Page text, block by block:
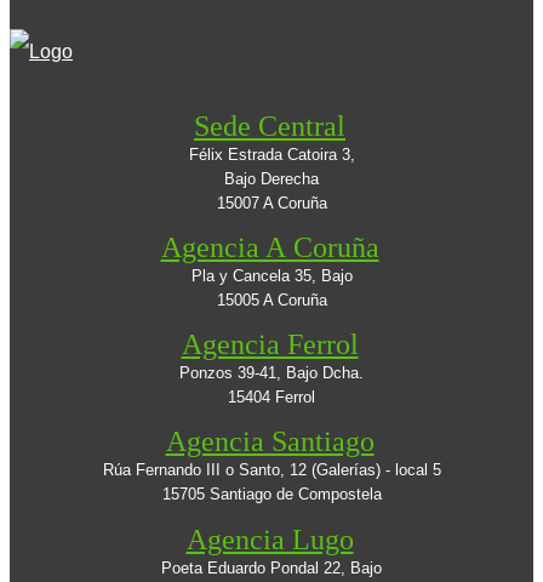
Sede Central
Félix Estrada Catoira 3,
Bajo Derecha
15007 A Coruña
Agencia A Coruña
Pla y Cancela 35, Bajo
15005 A Coruña
Agencia Ferrol
Ponzos 39-41, Bajo Dcha.
15404 Ferrol
Agencia Santiago
Rúa Fernando III o Santo, 12 (Galerías) - local 5
15705 Santiago de Compostela
Agencia Lugo
Poeta Eduardo Pondal 22, Bajo